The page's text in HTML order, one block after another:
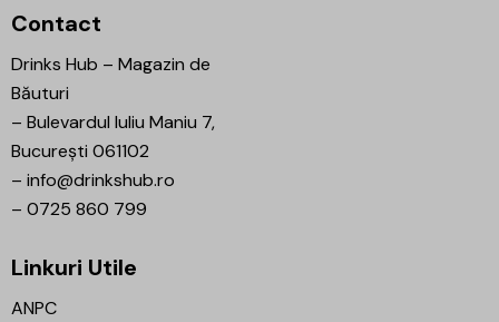
Contact
Drinks Hub – Magazin de
Băuturi
– Bulevardul Iuliu Maniu 7,
București 061102
– info@drinkshub.ro
– 0725 860 799
Linkuri Utile
ANPC